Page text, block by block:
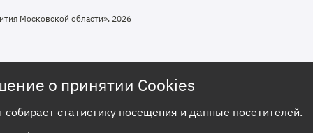
Московской области», 2026
о принятии Cookies
собирает статистику посещения и данные посетителей.